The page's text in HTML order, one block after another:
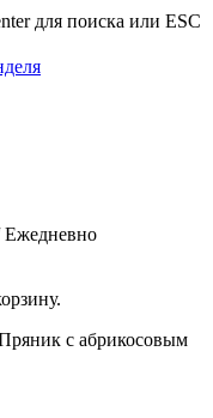
для поиска или ESC
Eжедневно
с абрикосовым